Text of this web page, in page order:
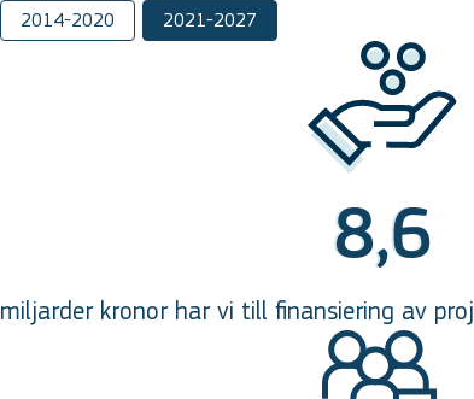
2014-2020 2021-2027
8,6
miljarder kronor har vi till finansiering av